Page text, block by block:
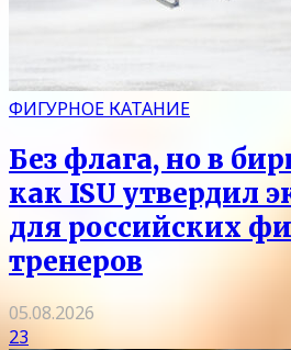
ФИГУРНОЕ КАТАНИЕ
Без флага, но в
как ISU утвердил
для российских
тренеров
05.08.2026
23